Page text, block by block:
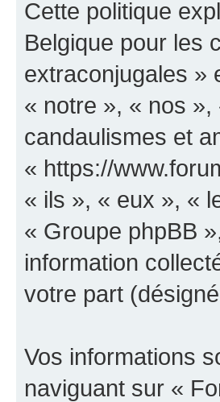
Cette politique
Belgique pour les
extraconjugales »
« notre », « nos
candaulismes et
« https://
« ils », « eux », «
« Groupe phpBB
information
votre part
Vos informations
naviguant sur «